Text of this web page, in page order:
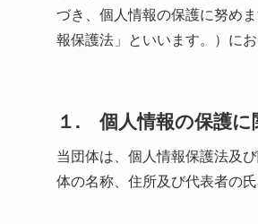
づき、個人情報の保護に努め
報保護法」といいます。）に
１. 個人情報の保護に
当団体は、個人情報保護法及
体の名称、住所及び代表者の